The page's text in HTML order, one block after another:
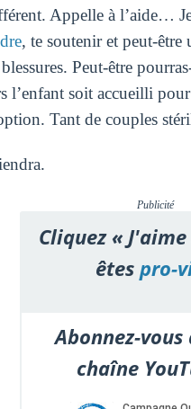
Appelle à l’aide…
, te soutenir et peut-être
Peut-être
l’enfant soit accueilli
Tant de couples
Publicité
Cliquez «
êtespro-
Abonnez-
chaîne